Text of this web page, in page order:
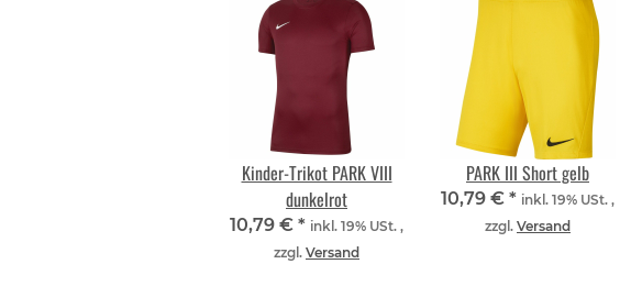
Kinder-Trikot PARK VIII
dunkelrot
10,79 € * inkl. 19% USt. ,
zzgl. Versand
PARK III Short gelb
10,79 € * inkl. 19% USt. ,
zzgl. Versand